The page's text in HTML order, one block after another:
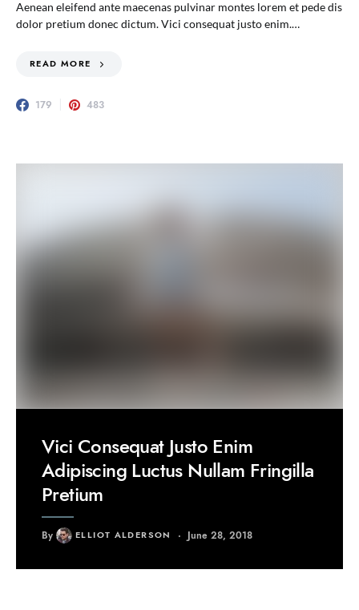
Aenean eleifend ante maecenas pulvinar montes lorem et pede dis
dolor pretium donec dictum. Vici consequat justo enim.…
READ MORE
179 483
Vici Consequat Justo Enim
Adipiscing Luctus Nullam Fringilla
Pretium
By ELLIOT ALDERSON June 28, 2018